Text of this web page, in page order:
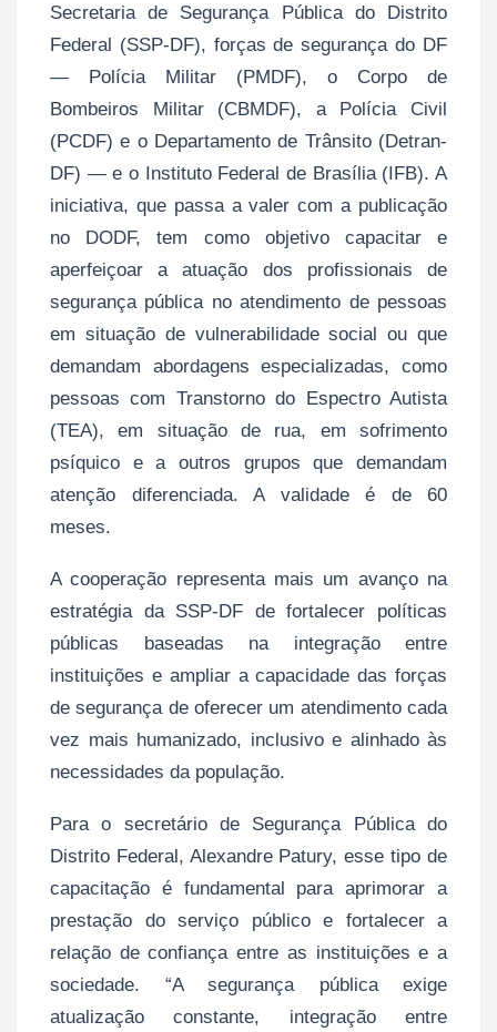
Secretaria de Segurança Pública do Distrito
Federal (SSP-DF), forças de segurança do DF
— Polícia Militar (PMDF), o Corpo de
Bombeiros Militar (CBMDF), a Polícia Civil
(PCDF) e o Departamento de Trânsito (Detran-
DF) — e o Instituto Federal de Brasília (IFB). A
iniciativa, que passa a valer com a publicação
no DODF, tem como objetivo capacitar e
aperfeiçoar a atuação dos profissionais de
segurança pública no atendimento de pessoas
em situação de vulnerabilidade social ou que
demandam abordagens especializadas, como
pessoas com Transtorno do Espectro Autista
(TEA), em situação de rua, em sofrimento
psíquico e a outros grupos que demandam
atenção diferenciada. A validade é de 60
meses.
A cooperação representa mais um avanço na
estratégia da SSP-DF de fortalecer políticas
públicas baseadas na integração entre
instituições e ampliar a capacidade das forças
de segurança de oferecer um atendimento cada
vez mais humanizado, inclusivo e alinhado às
necessidades da população.
Para o secretário de Segurança Pública do
Distrito Federal, Alexandre Patury, esse tipo de
capacitação é fundamental para aprimorar a
prestação do serviço público e fortalecer a
relação de confiança entre as instituições e a
sociedade. “A segurança pública exige
atualização constante, integração entre